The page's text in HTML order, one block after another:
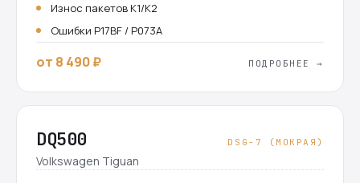
Износ пакетов K1/K2
Ошибки P17BF / P073A
от 8 490 ₽ ПОДРОБНЕЕ →
DQ500 DSG-7 (МОКРАЯ)
Volkswagen Tiguan